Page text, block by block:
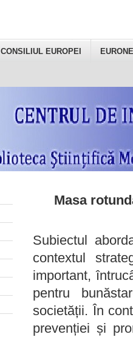
CONSILIUL EUROPEI
Masa
Subiectul
contextul
important,
pentru
societății. În
prevenției și